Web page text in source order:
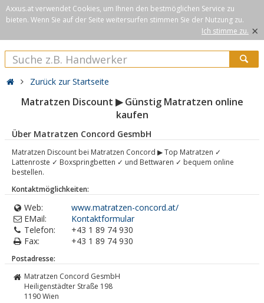
Axxus.at verwendet Cookies, um Ihnen den bestmöglichen Service zu
bieten. Wenn Sie auf der Seite weitersurfen stimmen Sie der Nutzung zu.
Ich stimme zu. ×
Zurück zur Startseite
Matratzen Discount ▶ Günstig Matratzen online
kaufen
Über Matratzen Concord GesmbH
Matratzen Discount bei Matratzen Concord ▶ Top Matratzen ✓
Lattenroste ✓ Boxspringbetten ✓ und Bettwaren ✓ bequem online
bestellen.
Kontaktmöglichkeiten:
Web:
www.matratzen-concord.at/
EMail:
Kontaktformular
Telefon:
+43 1 89 74 930
Fax:
+43 1 89 74 930
Postadresse:
Matratzen Concord GesmbH
Heiligenstädter Straße 198
1190Wien